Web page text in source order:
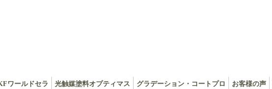
ワールドセラ 光触媒塗料オプティマス グラデーション・コートプロ お客様の声